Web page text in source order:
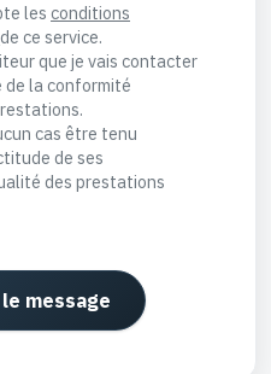
les conditions
de ce service.
que je vais contacter
de la conformité
cas être tenu
de ses
des prestations
message